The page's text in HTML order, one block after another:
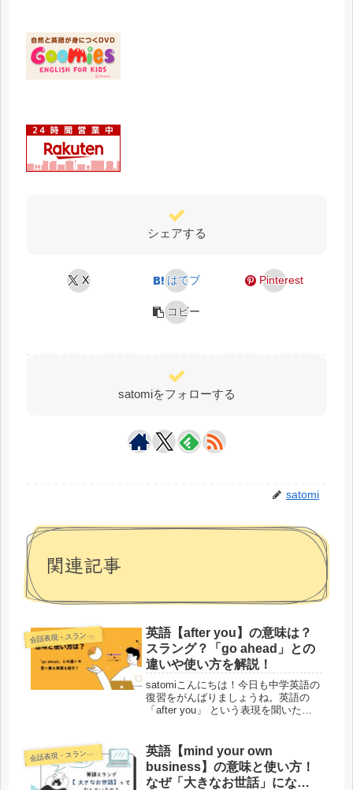
シェアする
X はてブ Pinterest
コピー
satomiをフォローする
satomi
関連記事
会話表現・スラング・ことわざ
英語【after you】の意味は？
スラング？「go ahead」との
違いや使い方を解説！
satomiこんにちは！今日も中学英語の
復習をがんばりましょうね。英語の
「after you」 という表現を聞いたこ
ぞ」という意味になるのか？ここが最
初の“引っかかりポイ...
会話表現・スラング・ことわざ
英語【mind your own
business】の意味と使い方！
なぜ「大きなお世話」にな